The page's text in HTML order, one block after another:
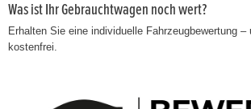
Was ist Ihr Gebrauchtwagen noch wert?
Erhalten Sie eine individuelle Fahrzeugbewertung –
kostenfrei.